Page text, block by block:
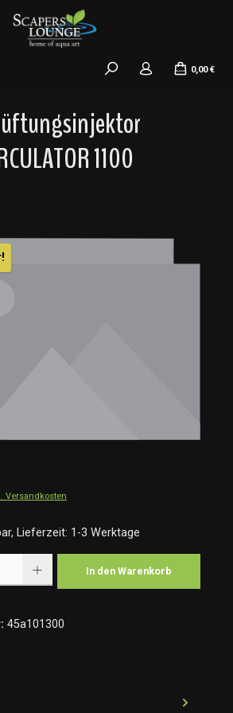
0,00 €
1100
Versandkosten
Lieferzeit: 1-3 Werktage
In den Warenkorb
45a101300